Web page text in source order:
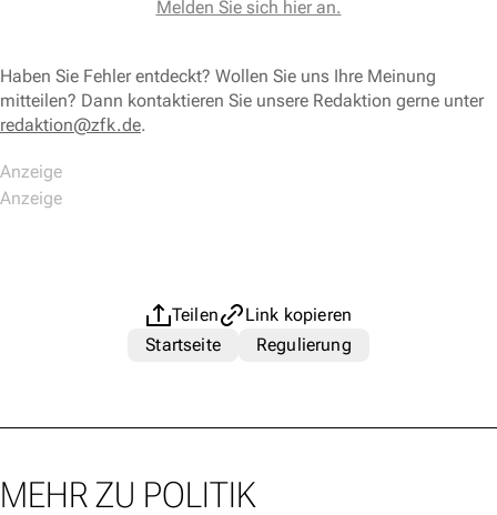
Melden Sie sich hier an.
Haben Sie Fehler entdeckt? Wollen Sie uns Ihre Meinung
mitteilen? Dann kontaktieren Sie unsere Redaktion gerne unter
redaktion@zfk.de.
Teilen
Link kopieren
Startseite
Regulierung
MEHR ZU POLITIK